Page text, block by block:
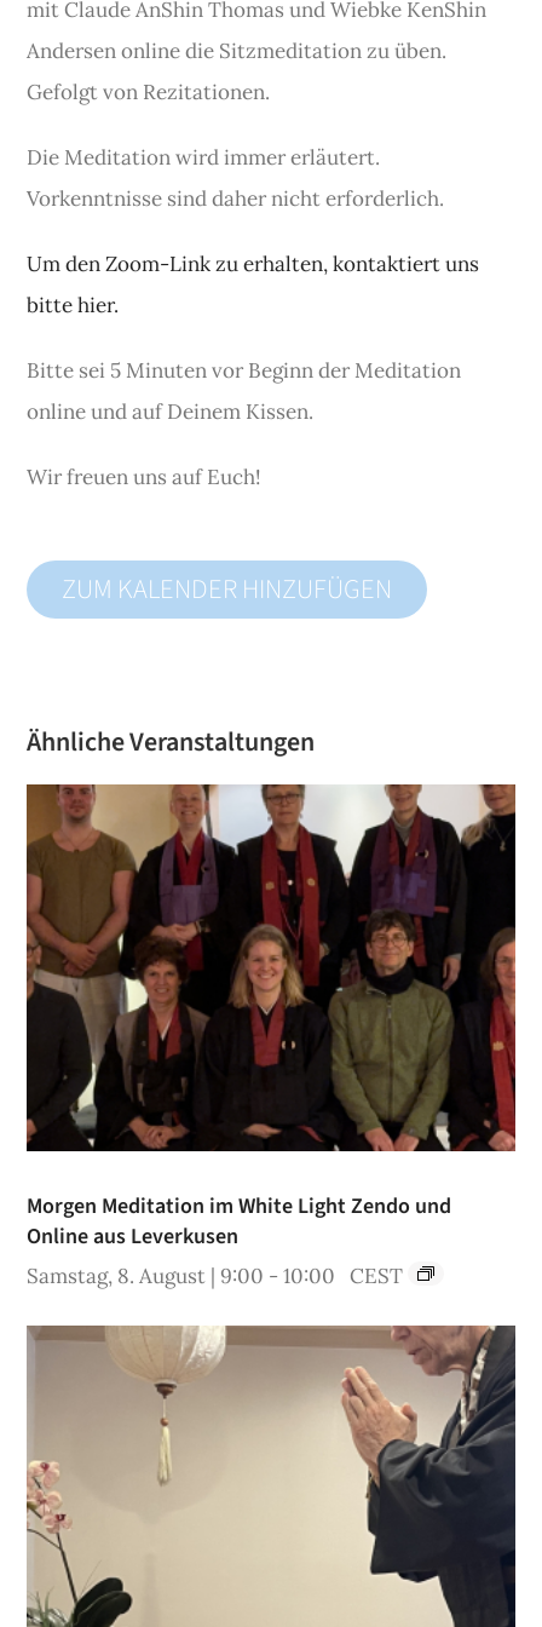
mit Claude AnShin Thomas und Wiebke KenShin
Andersen online die Sitzmeditation zu üben.
Gefolgt von Rezitationen.
Die Meditation wird immer erläutert.
Vorkenntnisse sind daher nicht erforderlich.
Um den Zoom-Link zu erhalten, kontaktiert uns
bitte hier.
Bitte sei 5 Minuten vor Beginn der Meditation
online und auf Deinem Kissen.
Wir freuen uns auf Euch!
ZUM KALENDER HINZUFÜGEN
Ähnliche Veranstaltungen
Morgen Meditation im White Light Zendo und
Online aus Leverkusen
Samstag, 8. August | 9:00 -10:00 CEST